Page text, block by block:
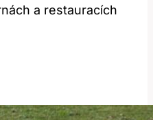
a restauracích